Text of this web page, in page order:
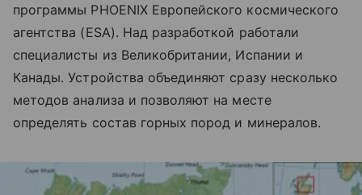
программы PHOENIX Европейского космического
агентства (ESA). Над разработкой работали
специалисты из Великобритании, Испании и
Канады. Устройства объединяют сразу несколько
методов анализа и позволяют на месте
определять состав горных пород и минералов.